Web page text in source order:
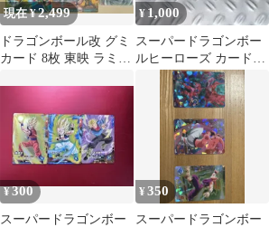
現在 ¥2,499
ドラゴンボール改 グミ
カード 8枚 東映 ラミネ
¥1,000
スーパードラゴンボー
ルヒーローズ カード2
枚セット
¥300
スーパードラゴンボー
¥350
スーパードラゴンボー